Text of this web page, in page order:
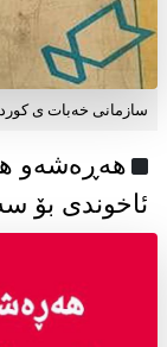
سازمانی خەبات ی
هەڕەشەو
ئاخوندی بۆ